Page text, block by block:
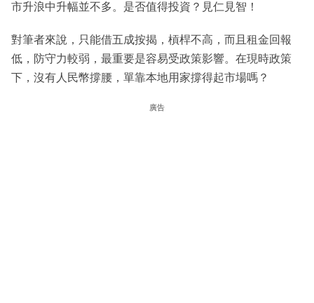
市升浪中升幅並不多。是否值得投資？見仁見智！
對筆者來說，只能借五成按揭，槓桿不高，而且租金回報
低，防守力較弱，最重要是容易受政策影響。在現時政策
下，沒有人民幣撐腰，單靠本地用家撐得起市場嗎？
廣告